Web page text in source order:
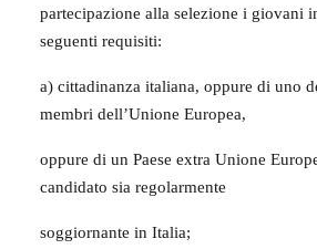
partecipazione alla selezione i giovani
seguenti requisiti:
a) cittadinanza italiana, oppure di uno
membri dell’Unione Europea,
oppure di un Paese extra Unione
candidato sia regolarmente
soggiornante in Italia;